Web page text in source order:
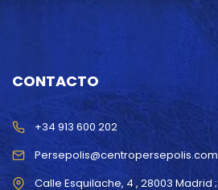
CONTACTO
Persepolis@centropersepolis.com
+34 913 600 202